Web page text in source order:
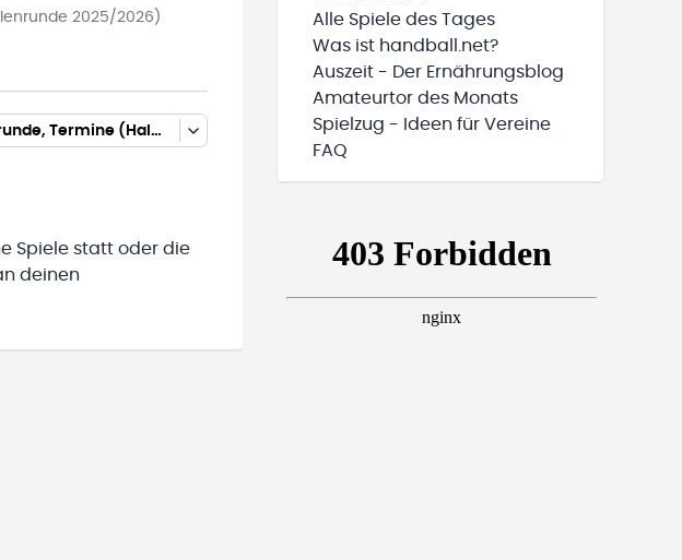
2025/2026)
weibliche Jugend D, Bezirksliga, Gruppe Süd, Endrunde, Termine (Hallenrunde 2025/2026)
Spiele statt oder die
deinen
Alle Spiele des Tages
Was ist handball.net?
Auszeit - Der Ernährungsblog
Amateurtor des Monats
Spielzug - Ideen für Vereine
FAQ